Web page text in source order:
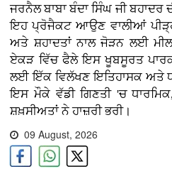
ਜਰਨੈਲ ਬਾਬਾ ਬੰਦਾ ਸਿੰਘ ਜੀ ਬਹਾਦਰ
ਇਹ ਪ੍ਰੋਜੈਕਟ ਆਉਣ ਵਾਲੀਆਂ
ਅਤੇ ਸ਼ਹਾਦਤਾਂ ਨਾਲ ਜੋੜਨ ਲਈ
ਏਕੜ ਵਿੱਚ ਫੈਲੇ ਇਸ ਖੂਬਸੂਰਤ
ਲਈ ਇੱਕ ਵਿਲੱਖਣ ਇਤਿਹਾਸਕ ਅਤੇ
ਇਸ ਮੌਕੇ ਵੱਡੀ ਗਿਣਤੀ 'ਚ
ਸ਼ਖ਼ਸੀਅਤਾਂ ਨੇ ਹਾਜ਼ਰੀ ਭਰੀ।
09 August, 2026